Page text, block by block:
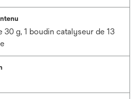
30 g, 1 boudin catalyseur de 13